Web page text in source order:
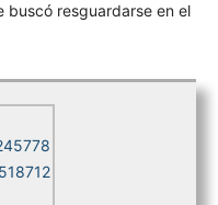
buscó resguardarse en el